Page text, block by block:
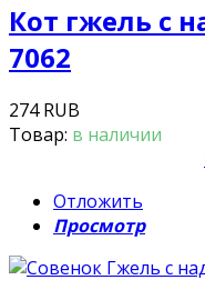
Кот гжель с
7062
274 RUB
Товар: в наличии
Отложить
Просмотр